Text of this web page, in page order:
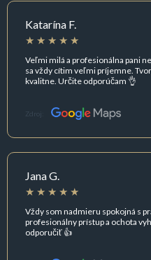
Katarína F.
Veľmi milá a profesionálna pani
sa vždy cítim veľmi príjemne.
kvalitne. Určite odporúčam 👌
Zdroj:
Jana G.
Vždy som nadmieru spokojná s
profesionálny prístup a ochota
odporučiť 👍